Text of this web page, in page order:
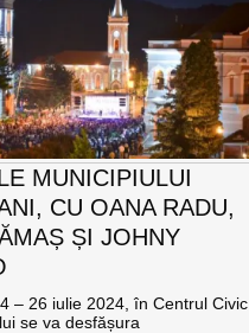
MUNICIPIULUI
CU OANA RADU,
ȘI JOHNY
– 26 iulie 2024, în Centrul Civic
se va desfășura